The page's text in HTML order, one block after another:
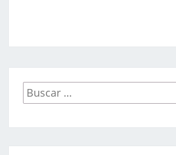
Buscar
por: